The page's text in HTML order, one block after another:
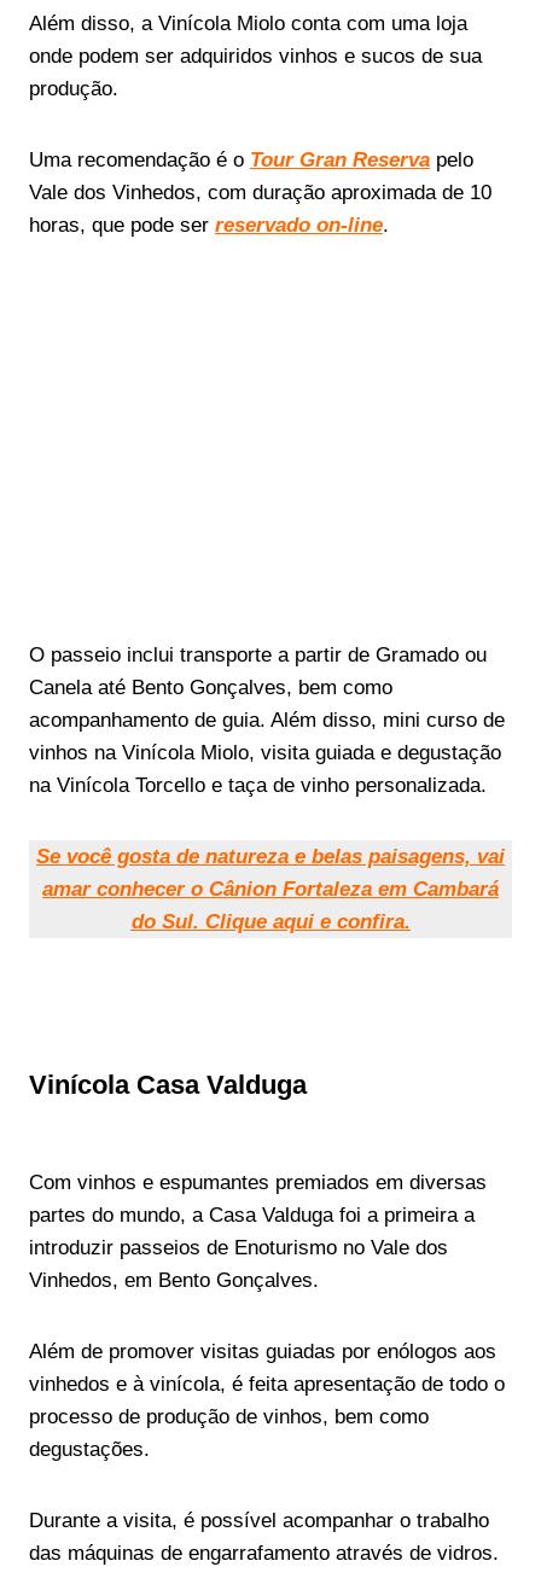
Além disso, a Vinícola Miolo conta com uma loja
onde podem ser adquiridos vinhos e sucos de sua
produção.
Uma recomendação é o Tour Gran Reserva pelo
Vale dos Vinhedos, com duração aproximada de 10
horas, que pode ser reservado on-line.
O passeio inclui transporte a partir de Gramado ou
Canela até Bento Gonçalves, bem como
acompanhamento de guia. Além disso, mini curso de
vinhos na Vinícola Miolo, visita guiada e degustação
na Vinícola Torcello e taça de vinho personalizada.
Se você gosta de natureza e belas paisagens, vai
amar conhecer o Cânion Fortaleza em Cambará
do Sul. Clique aqui e confira.
Vinícola Casa Valduga
Com vinhos e espumantes premiados em diversas
partes do mundo, a Casa Valduga foi a primeira a
introduzir passeios de Enoturismo no Vale dos
Vinhedos, em Bento Gonçalves.
Além de promover visitas guiadas por enólogos aos
vinhedos e à vinícola, é feita apresentação de todo o
processo de produção de vinhos, bem como
degustações.
Durante a visita, é possível acompanhar o trabalho
das máquinas de engarrafamento através de vidros.